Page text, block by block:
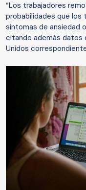
“Los trabajadores
probabilidades que los
síntomas de ansiedad
citando además datos
Unidos